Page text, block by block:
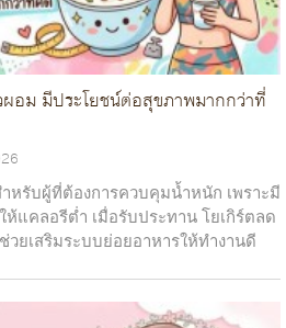
อม มีประโยชน์ต่อสุขภาพมากกว่าที่
หรับผู้ที่ต้องการควบคุมน้ำหนัก เพราะมี
แคลอรีต่ำ เมื่อรับประทาน โยเกิร์ตลด
วยเสริมระบบย่อยอาหารให้ทำงานดี